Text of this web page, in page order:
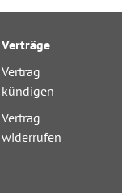
Verträge
Vertrag
kündigen
Vertrag
widerrufen